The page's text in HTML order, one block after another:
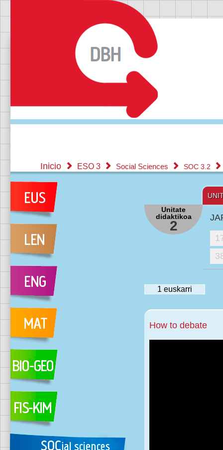
Inicio ESO 3 Social Sciences SOC 3.2
Unitate
didaktikoa
2
1 euskarri
How to debate